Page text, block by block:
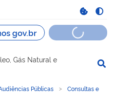
Gás Natural e
Públicas
Consultas e